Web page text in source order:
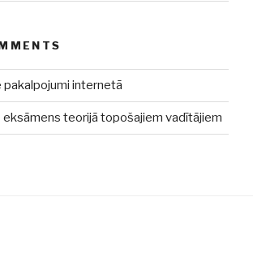
pakalpojumi internetā
eksāmens teorijā topošajiem vadītājiem